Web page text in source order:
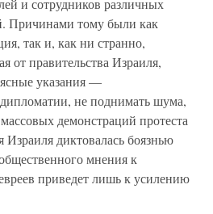
и сотрудников различных
Причинами тому были как
так и, как ни странно,
от правительства Израиля,
указания —
не поднимать шума,
демонстраций протеста
диктовалась боязнью
мнения к
приведет лишь к усилению